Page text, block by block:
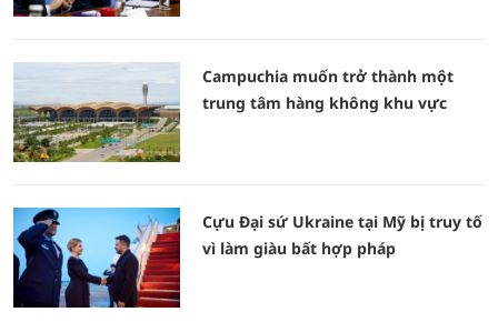
Campuchia muốn trở thành một
trung tâm hàng không khu vực
Cựu Đại sứ Ukraine tại Mỹ bị truy tố
vì làm giàu bất hợp pháp